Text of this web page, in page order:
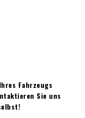
Fahrzeugs
Sie uns
!